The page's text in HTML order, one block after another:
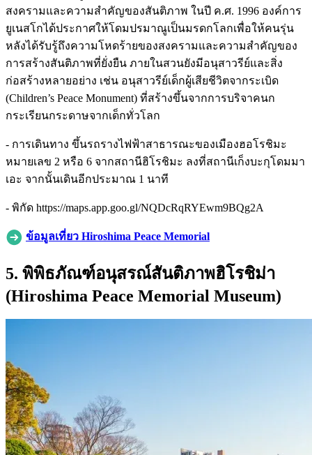
สงครามและความสำคัญของสันติภาพ ในปี ค.ศ. 1996 องค์การ
ยูเนสโกได้ประกาศให้โดมปรมาณูเป็นมรดกโลกเพื่อให้คนรุ่น
หลังได้รับรู้ถึงความโหดร้ายของสงครามและความสำคัญของ
การสร้างสันติภาพที่ยั่งยืน ภายในสวนยังมีอนุสาวรีย์และสิ่ง
ก่อสร้างหลายอย่าง เช่น อนุสาวรีย์เด็กผู้เสียชีวิตจากระเบิด
(Children’s Peace Monument) ที่สร้างขึ้นจากการบริจาคนก
กระเรียนกระดาษจากเด็กทั่วโลก
- การเดินทาง ขึ้นรถรางไฟฟ้าสาธารณะของเมืองฮอโรชิมะ
หมายเลข 2 หรือ 6 จากสถานีฮิโรชิมะ ลงที่สถานีเก็งบะกุโดมมา
เอะ จากนั้นเดินอีกประมาณ 1 นาที
- พิกัด https://maps.app.goo.gl/NQDcRqRYEwm9BQg2A
ข้อมูลเที่ยว Hiroshima Peace Memorial
5. พิพิธภัณฑ์อนุสรณ์สันติภาพฮิโรชิม่า
(Hiroshima Peace Memorial Museum)